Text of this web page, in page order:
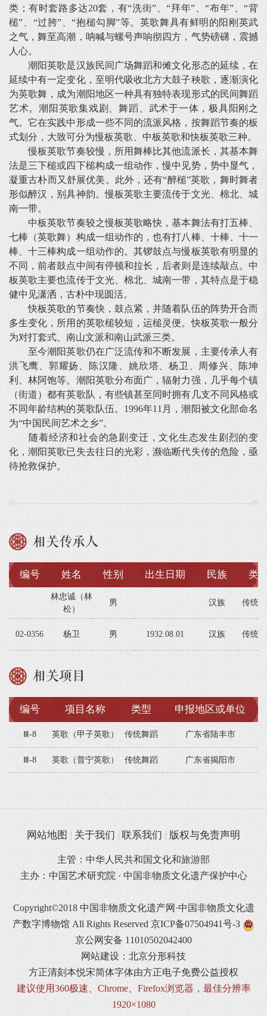
类；有时套路多达20套，有“洗街”、“拜年”、“布年”、“背
槌”、“过胯”、“抱槌勾脚”等。英歌舞具有鲜明的阳刚英武
之气，舞至高潮，呐喊与螺号声响彻四方，气势磅礴，震撼
人心。
潮阳英歌是汉族民间广场舞蹈和傩文化形态的延续，在
延续中有一定变化，至明代吸收北方大鼓子秧歌，逐渐演化
为英歌舞，成为潮阳地区一种具有独特表现形式的民间舞蹈
艺术。潮阳英歌集戏剧、舞蹈、武术于一体，极具阳刚之
气。它在实践中形成一些不同的流派风格，按舞蹈节奏的板
式划分，大致可分为慢板英歌、中板英歌和快板英歌三种。
慢板英歌节奏较慢，所用舞棒比其他流派长，其基本舞
法是三下槌或四下槌构成一组动作，慢中见势，势中显气，
凝重古朴而又舒展优美。此外，还有“醉槌”英歌，舞时舞者
形似醉汉，别具神韵。慢板英歌主要流传于文光、棉北、城
南一带。
中板英歌节奏较之慢板英歌略快，基本舞法有打五棒、
七棒（英歌舞）构成一组动作的，也有打八棒、十棒、十一
棒、十三棒构成一组动作的。其锣鼓点与慢板英歌有明显的
不同，前者鼓点中间有停顿和拉长，后者则是连续敲点。中
板英歌主要也流传于文光、棉北、城南一带，其特点是于稳
健中见潇洒，古朴中现圆活。
快板英歌的节奏快，鼓点紧，并随着队伍的阵势开合而
多生变化，所用的英歌槌较短，运槌灵便。快板英歌一般分
为对打套式、南山文派和南山武派三类。
至今潮阳英歌仍在广泛流传和不断发展，主要传承人有
洪飞鹰、郭耀扬、陈汉隆、姚欣塔、杨卫、周修兴、陈坤
利、林阿饱等。潮阳英歌分布面广，辐射力强，几乎每个镇
（街道）都有英歌队，有些镇甚至同时拥有几支不同风格或
不同年龄结构的英歌队伍。1996年11月，潮阳被文化部命名
为“中国民间艺术之乡”。
随着经济和社会的急剧变迁，文化生态发生剧烈的变
化，潮阳英歌已失去往日的光彩，濒临断代失传的危险，亟
待抢救保护。
相关传承人
编号 姓名 性别 出生日期 民族 类
林忠诚（林
松）
男 汉族 传统
02-0356 杨卫 男 1932.08.01 汉族 传统
相关项目
编号 项目名称 类型 申报地区或单位
Ⅲ-8 英歌（甲子英歌） 传统舞蹈 广东省陆丰市
Ⅲ-8 英歌（普宁英歌） 传统舞蹈 广东省揭阳市
网站地图 关于我们 联系我们 版权与免责声明
主管：中华人民共和国文化和旅游部
主办：中国艺术研究院 · 中国非物质文化遗产保护中心
Copyright©2018 中国非物质文化遗产网·中国非物质文化遗
产数字博物馆 All Rights Reserved 京ICP备07504941号-3
京公网安备 11010502042400
网站建设：北京分形科技
方正清刻本悦宋简体字体由方正电子免费公益授权
建议使用360极速、Chrome、Firefox浏览器，最佳分辨率
1920×1080